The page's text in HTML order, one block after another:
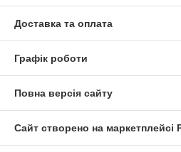
Доставка та оплата
Графік роботи
Повна версія сайту
Сайт створено на маркетплейсі